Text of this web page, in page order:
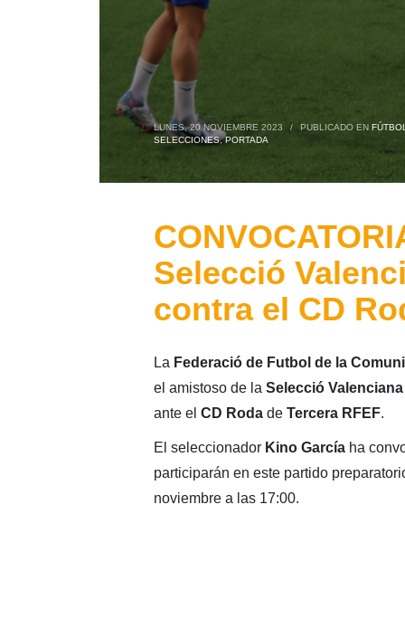
LUNES, 20 NOVIEMBRE 2023 / PUBLICADO EN
SELECCIONES,PORTADA
Selecció
contra el CD
La Federació de Futbol de la
el amistoso de la Selecció Valenciana
ante el CD Rodade Tercera RFEF.
El seleccionador Kino García ha
participarán en este partido
noviembre a las 17:00.